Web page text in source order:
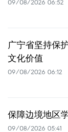
09/08/2026 06:52
广宁省坚持保
文化价值
09/08/2026 06:12
保障边境地区
09/08/2026 05:41